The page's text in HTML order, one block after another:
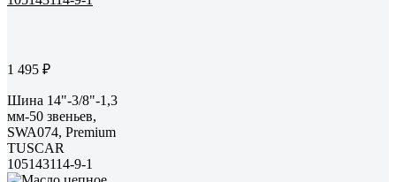
1 495 ₽
Шина 14"-3/8"-1,3
мм-50 звеньев,
SWA074, Premium
TUSCAR
105143114-9-1